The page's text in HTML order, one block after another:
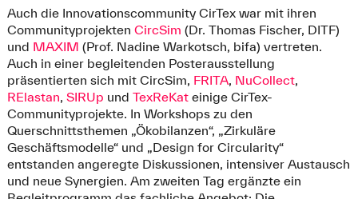
Auch die Innovationscommunity CirTex war mit ihren
Communityprojekten CircSim (Dr. Thomas Fischer, DITF)
und MAXIM (Prof. Nadine Warkotsch, bifa) vertreten.
Auch in einer begleitenden Posterausstellung
präsentierten sich mit CircSim, FRITA, NuCollect,
RElastan, SIRUp und TexReKateinige CirTex-
Communityprojekte. In Workshops zu den
Querschnittsthemen „Ökobilanzen“, „Zirkuläre
Geschäftsmodelle“ und „Design for Circularity“
entstanden angeregte Diskussionen, intensiver Austausch
und neue Synergien. Am zweiten Tag ergänzte ein